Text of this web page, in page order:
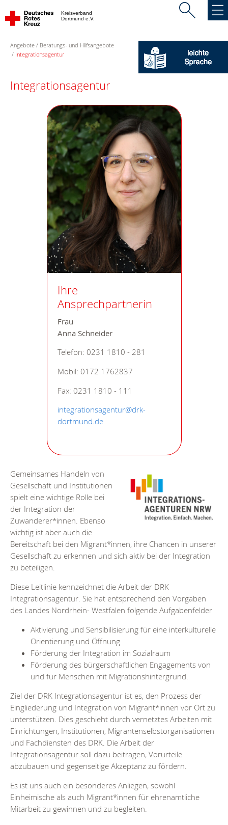
Kreisverband
Dortmund e.V.
Angebote
Beratungs- und Hilfsangebote
Integrationsagentur
Integrationsagentur
Ihre
Ansprechpartnerin
Frau
Anna Schneider
Telefon: 0231 1810 - 281
Mobil: 0172 1762837
Fax: 0231 1810 - 111
integrationsagentur@drk-
dortmund.de
Gemeinsames Handeln von
Gesellschaft und Institutionen
spielt eine wichtige Rolle bei
der Integration der
Zuwanderer*innen. Ebenso
wichtig ist aber auch die
Bereitschaft bei den Migrant*innen, ihre Chancen in unserer
Gesellschaft zu erkennen und sich aktiv bei der Integration
zu beteiligen.
Diese Leitlinie kennzeichnet die Arbeit der DRK
Integrationsagentur. Sie hat entsprechend den Vorgaben
des Landes Nordrhein- Westfalen folgende Aufgabenfelder
Aktivierung und Sensibilisierung für eine interkulturelle
Orientierung und Öffnung
Förderung der Integration im Sozialraum
Förderung des bürgerschaftlichen Engagements von
und für Menschen mit Migrationshintergrund.
Ziel der DRK Integrationsagentur ist es, den Prozess der
Eingliederung und Integration von Migrant*innen vor Ort zu
unterstützen. Dies geschieht durch vernetztes Arbeiten mit
Einrichtungen, Institutionen, Migrantenselbstorganisationen
und Fachdiensten des DRK. Die Arbeit der
Integrationsagentur soll dazu beitragen, Vorurteile
abzubauen und gegenseitige Akzeptanz zu fördern.
Es ist uns auch ein besonderes Anliegen, sowohl
Einheimische als auch Migrant*innen für ehrenamtliche
Mitarbeit zu gewinnen und zu begleiten.